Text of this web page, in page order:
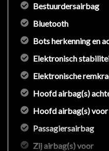
Bestuurdersairbag
Bluetooth
Bots herkenning en
Elektronisch
Elektronische
Hoofd airbag(s)
Hoofd airbag(s) voor
Passagiersairbag
Zij airbag(s) voor